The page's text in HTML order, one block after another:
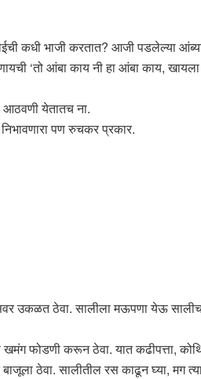
कधी भाजी करतात? आजी पडलेल्या
‘तो आंबा काय नी हा आंबा काय,
येतातच ना.
पण रुचकर प्रकार.
उकळत ठेवा. सालीला मऊपणा येऊ
फोडणी करून ठेवा. यात कढीपत्ता,
ठेवा. सालीतील रस काढून घ्या,